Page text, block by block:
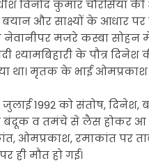
विनोद कुमार चौरसिया
और साक्ष्यों के आधार
मजरे कस्बा सोहन
श्यामबिहारी के पौत्र
था। मृतक के भाई
1992 को संतोष, दिनेश,
बंदूक व तमंचे से लैस होकर आ
ओमप्रकाश, रमाकांत पर
ही मौत हो गई।